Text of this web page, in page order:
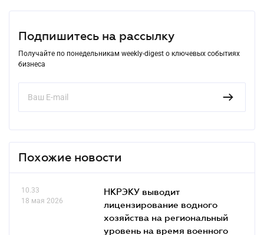
Подпишитесь на рассылку
Получайте по понедельникам weekly-digest о ключевых событиях
бизнеса
Похожие новости
10.33
18 мая 2026
НКРЭКУ выводит
лицензирование водного
хозяйства на региональный
уровень на время военного